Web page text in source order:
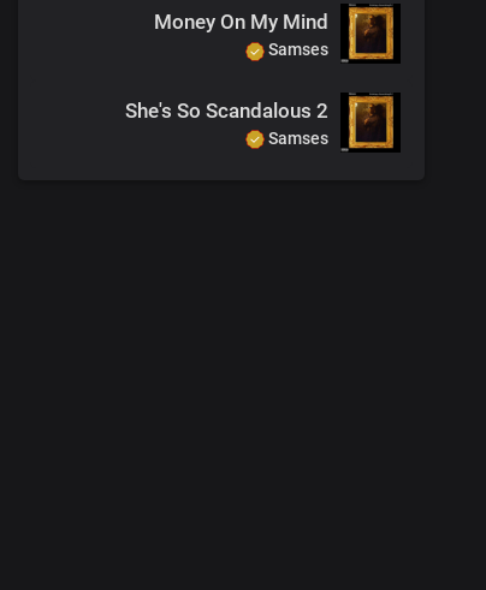
Money On My Mind
Samses
She's So Scandalous 2
Samses